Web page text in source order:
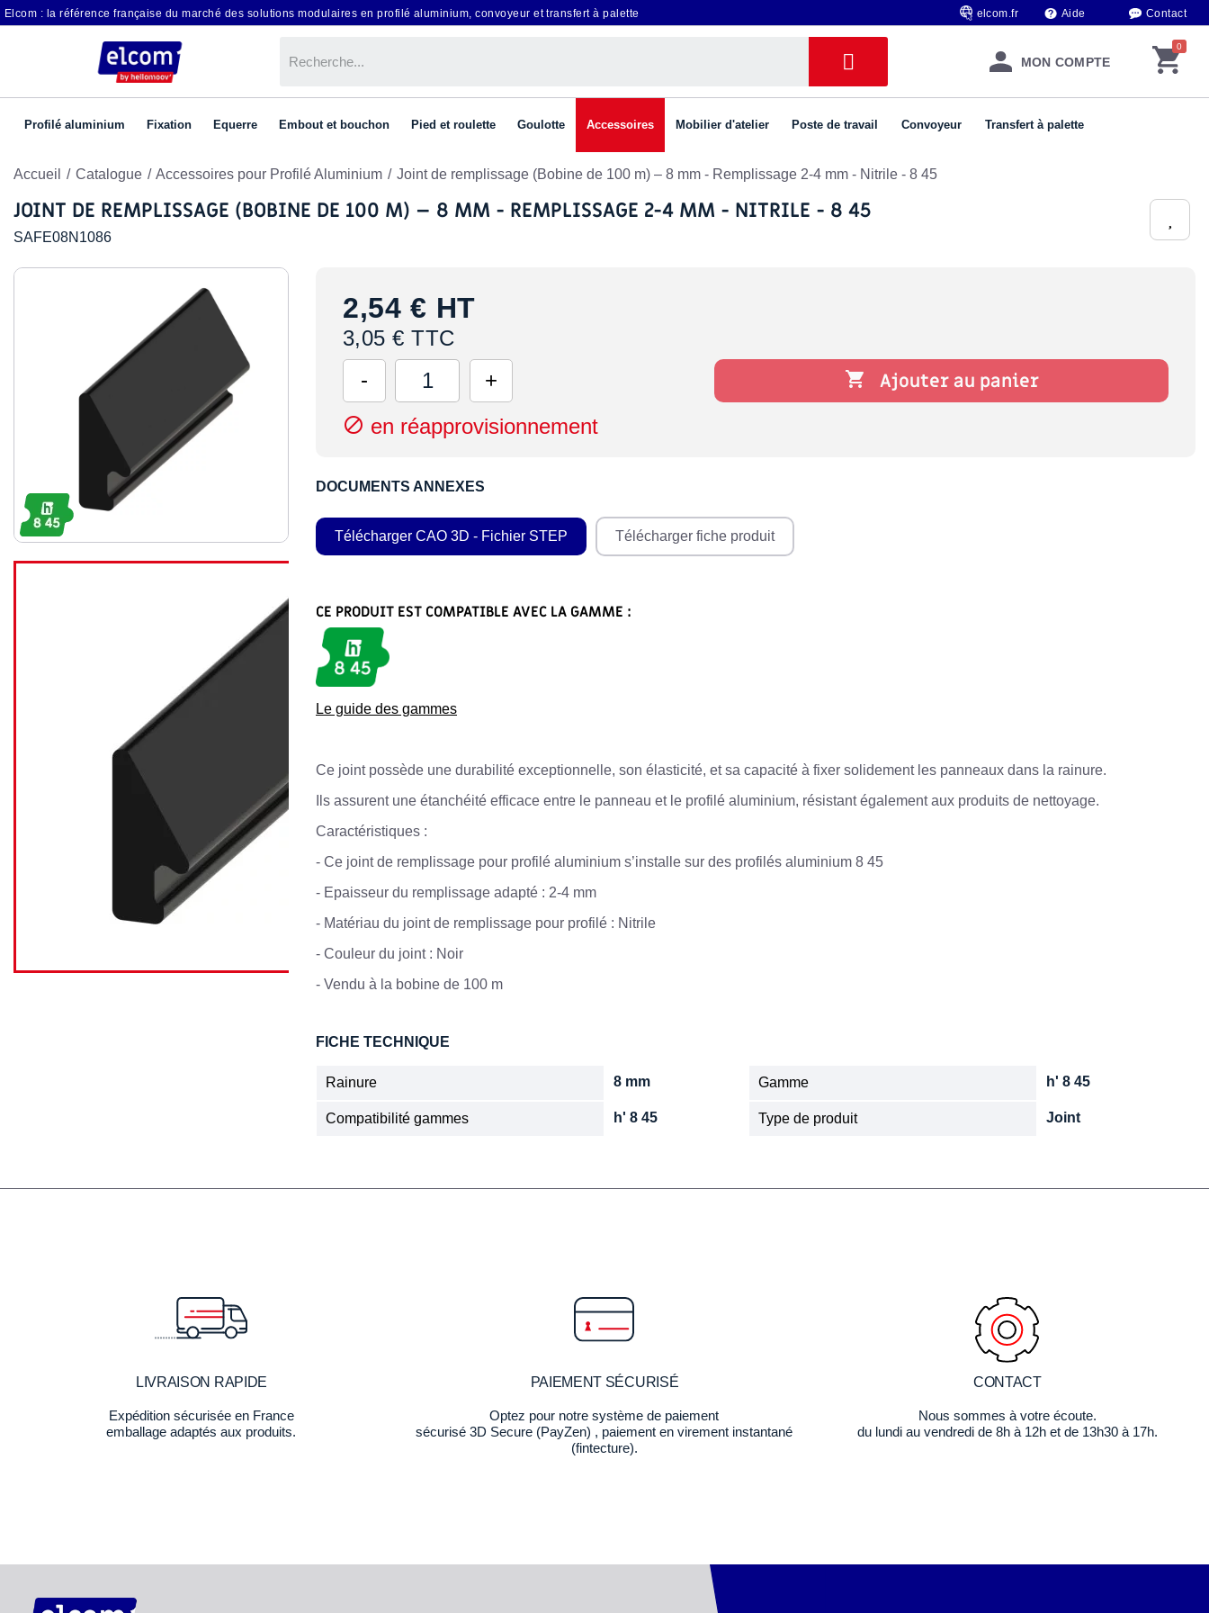
Elcom : la référence française du marché des solutions modulaires en profilé aluminium, convoyeur et transfert à palette elcom.fr Aide Contact
MON COMPTE
Profilé aluminium Fixation Equerre Embout et bouchon Pied et roulette Goulotte Accessoires Mobilier d'atelier Poste de travail Convoyeur Transfert à palette
Accueil Catalogue Accessoires pour Profilé Aluminium Joint de remplissage (Bobine de 100 m) – 8 mm - Remplissage 2-4 mm - Nitrile - 8 45
JOINT DE REMPLISSAGE (BOBINE DE 100 M) – 8 MM - REMPLISSAGE 2-4 MM - NITRILE - 8 45
SAFE08N1086
2,54 € HT
3,05 € TTC
 Ajouter au panier
 en réapprovisionnement
DOCUMENTS ANNEXES
Télécharger CAO 3D - Fichier STEP Télécharger fiche produit
CE PRODUIT EST COMPATIBLE AVEC LA GAMME :
Le guide des gammes
Ce joint possède une durabilité exceptionnelle, son élasticité, et sa capacité à fixer solidement les panneaux dans la rainure.
Ils assurent une étanchéité efficace entre le panneau et le profilé aluminium, résistant également aux produits de nettoyage.
Caractéristiques :
- Ce joint de remplissage pour profilé aluminium s’installe sur des profilés aluminium 8 45
- Epaisseur du remplissage adapté : 2-4 mm
- Matériau du joint de remplissage pour profilé : Nitrile
- Couleur du joint : Noir
- Vendu à la bobine de 100 m
FICHE TECHNIQUE
Rainure 8 mm Gamme h' 8 45
Compatibilité gammes h' 8 45 Type de produit Joint
LIVRAISON RAPIDE
Expédition sécurisée en France
emballage adaptés aux produits.
PAIEMENT SÉCURISÉ
Optez pour notre système de paiement
sécurisé 3D Secure (PayZen) , paiement en virement instantané
(fintecture).
CONTACT
Nous sommes à votre écoute.
du lundi au vendredi de 8h à 12h et de 13h30 à 17h.